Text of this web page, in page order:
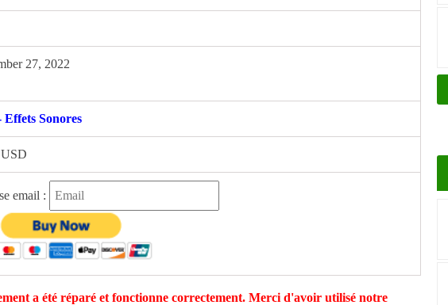
27, 2022
Effets Sonores
email :
a été réparé et fonctionne correctement. Merci d'avoir utilisé notre